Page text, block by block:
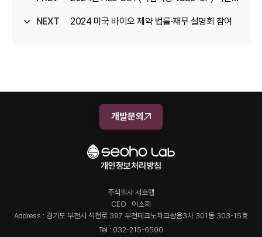
사업 선정
NEXT 2024 미국 바이오 제약 법률·재무 설명회 참여
개발문의
개인정보처리방침
주식회사 서호랩
CEO : 이소희
Address : 경기도 부천시 석천로 397 부천테크노파크쌍용3차 301동 303-15호
Tel : 032-215-6500